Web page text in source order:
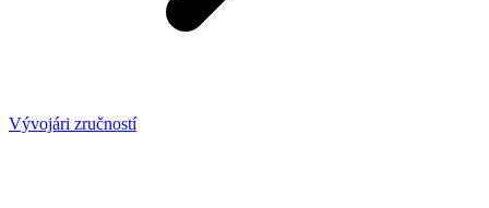
Vývojári zručností